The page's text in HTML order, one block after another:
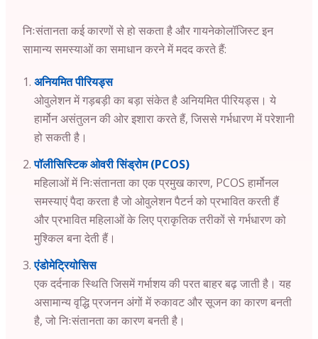
निःसंतानता कई कारणों से हो सकता है और गायनेकोलॉजिस्ट इन
सामान्य समस्याओं का समाधान करने में मदद करते हैं:
अनियमित पीरियड्स
ओवुलेशन में गड़बड़ी का बड़ा संकेत है अनियमित पीरियड्स। ये
हार्मोन असंतुलन की ओर इशारा करते हैं, जिससे गर्भधारण में परेशानी
हो सकती है।
पॉलीसिस्टिक ओवरी सिंड्रोम (PCOS)
महिलाओं में निःसंतानता का एक प्रमुख कारण, PCOS हार्मोनल
समस्याएं पैदा करता है जो ओवुलेशन पैटर्न को प्रभावित करती हैं
और प्रभावित महिलाओं के लिए प्राकृतिक तरीकों से गर्भधारण को
मुश्किल बना देती हैं।
एंडोमेट्रियोसिस
एक दर्दनाक स्थिति जिसमें गर्भाशय की परत बाहर बढ़ जाती है। यह
असामान्य वृद्धि प्रजनन अंगों में रुकावट और सूजन का कारण बनती
है, जो निःसंतानता का कारण बनती है।